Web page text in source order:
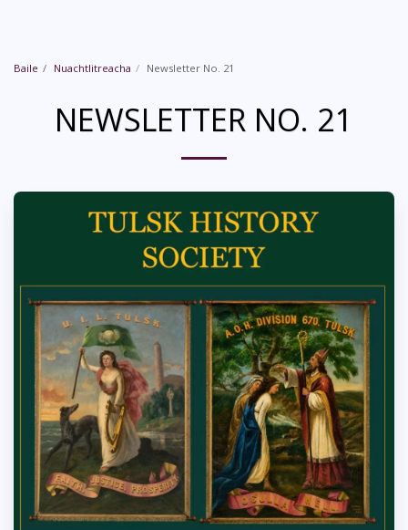
Baile Nuachtlitreacha Newsletter No. 21
NEWSLETTER NO. 21